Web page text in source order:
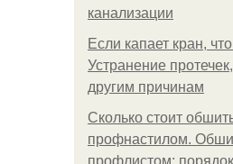
канализации
Если капает кран,
Устранение
другим причинам
Сколько стоит
профнастилом.
профлистом: